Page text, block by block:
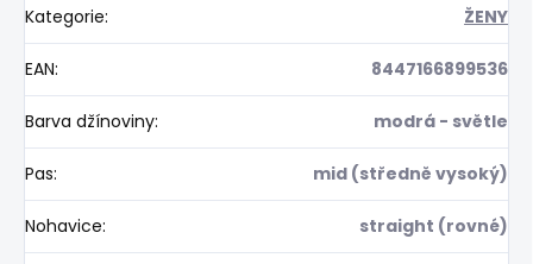
Kategorie: ŽENY
EAN: 8447166899536
Barva džínoviny: modrá - světle
Pas: mid (středně vysoký)
Nohavice: straight (rovné)